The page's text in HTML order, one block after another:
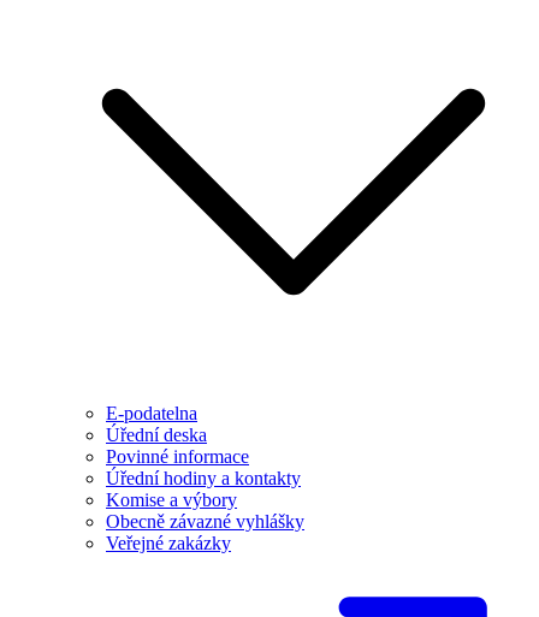
E-podatelna
Úřední deska
Povinné informace
Úřední hodiny a kontakty
Komise a výbory
Obecně závazné vyhlášky
Veřejné zakázky